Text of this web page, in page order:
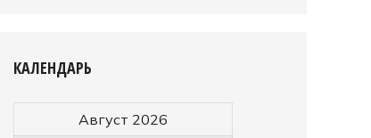
КАЛЕНДАРЬ
Август 2026